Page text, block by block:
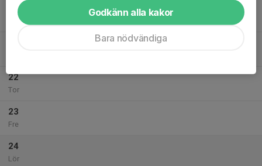
20
22
Tor
23
Fre
24
Lör
Godkänn alla kakor
Bara nödvändiga